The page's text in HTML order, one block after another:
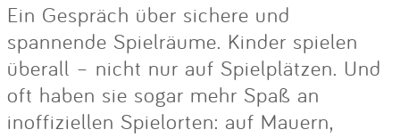
Ein Gespräch über sichere und
spannende Spielräume. Kinder spielen
überall – nicht nur auf Spielplätzen. Und
oft haben sie sogar mehr Spaß an
inoffiziellen Spielorten: auf Mauern,